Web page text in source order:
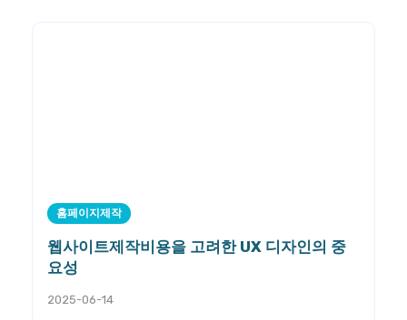
홈페이지제작
웹사이트제작비용을 고려한 UX 디자인의 중
요성
2025-06-14